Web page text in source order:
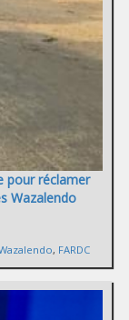
pour réclamer
Wazalendo
, FARDC